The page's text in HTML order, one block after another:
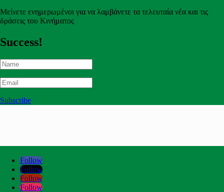
Μείνετε ενημερωμένοι για να λαμβάνετε τα τελευταία νέα και τις
δράσεις του Κινήματος
Success!
Subscribe
Follow
Follow
Follow
Follow